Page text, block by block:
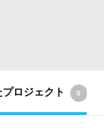
ロジェクト 0